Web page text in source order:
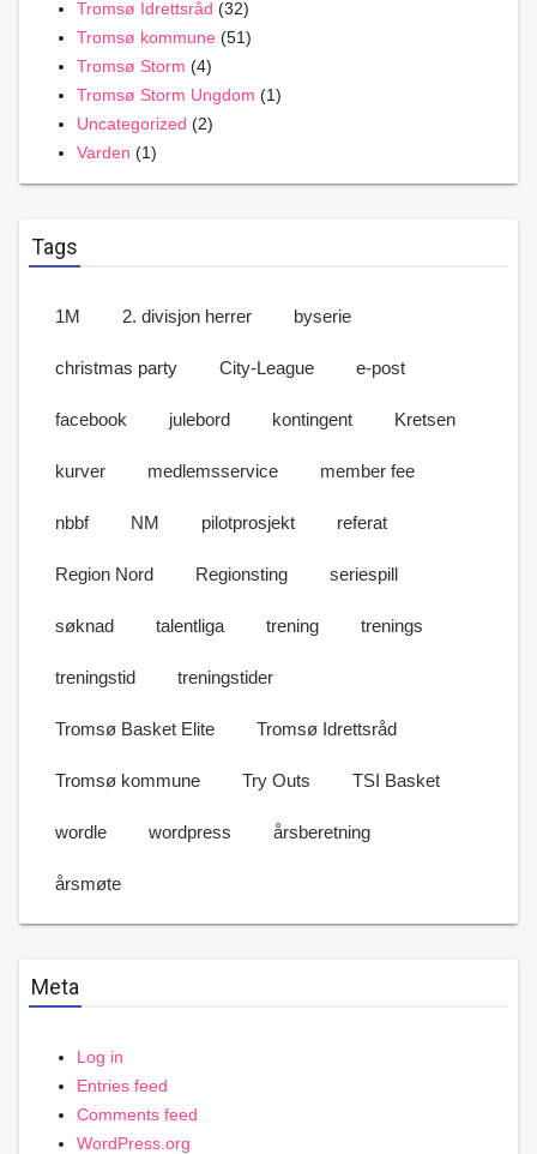
Tromsø Idrettsråd (32)
Tromsø kommune (51)
Tromsø Storm (4)
Tromsø Storm Ungdom (1)
Uncategorized (2)
Varden (1)
Tags
1M 2. divisjon herrer byserie
christmas party City-League e-post
facebook julebord kontingent Kretsen
kurver medlemsservice member fee
nbbf NM pilotprosjekt referat
Region Nord Regionsting seriespill
søknad talentliga trening trenings
treningstid treningstider
Tromsø Basket Elite Tromsø Idrettsråd
Tromsø kommune Try Outs TSI Basket
wordle wordpress årsberetning
årsmøte
Meta
Log in
Entries feed
Comments feed
WordPress.org